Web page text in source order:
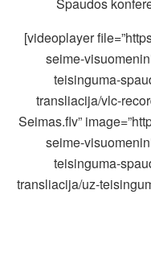
Spaudos
[videoplayer
seime-
teisinguma-
transliacija/vlc-
Seimas.flv”
seime-
teisinguma-
transliacija/uz-